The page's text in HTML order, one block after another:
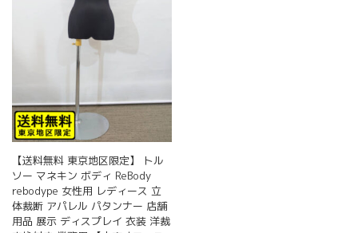
【送料無料 東京地区限定】 トル
ソー マネキン ボディ ReBody
rebodype 女性用 レディース 立
体裁断 アパレル パタンナー 店舗
用品 展示 ディスプレイ 衣装 洋裁